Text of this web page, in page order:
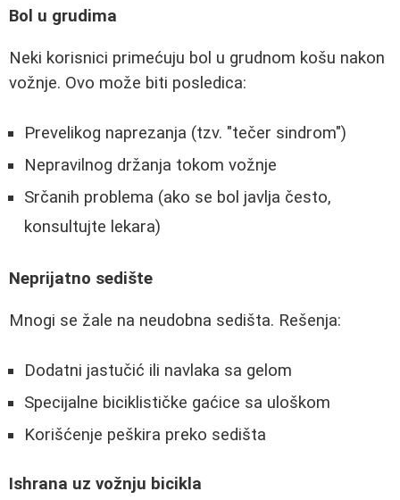
Bol u grudima
Neki korisnici primećuju bol u grudnom košu nakon
vožnje. Ovo može biti posledica:
Prevelikog naprezanja (tzv. "tečer sindrom")
Nepravilnog držanja tokom vožnje
Srčanih problema (ako se bol javlja često,
konsultujte lekara)
Neprijatno sedište
Mnogi se žale na neudobna sedišta. Rešenja:
Dodatni jastučić ili navlaka sa gelom
Specijalne biciklističke gaćice sa uloškom
Korišćenje peškira preko sedišta
Ishrana uz vožnju bicikla